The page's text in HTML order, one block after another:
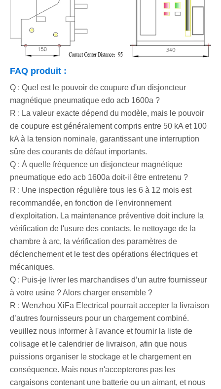
FAQ produit :
Q : Quel est le pouvoir de coupure d'un disjoncteur
magnétique pneumatique edo acb 1600a ?
R : La valeur exacte dépend du modèle, mais le pouvoir
de coupure est généralement compris entre 50 kA et 100
kA à la tension nominale, garantissant une interruption
sûre des courants de défaut importants.
Q : À quelle fréquence un disjoncteur magnétique
pneumatique edo acb 1600a doit-il être entretenu ?
R : Une inspection régulière tous les 6 à 12 mois est
recommandée, en fonction de l'environnement
d'exploitation. La maintenance préventive doit inclure la
vérification de l'usure des contacts, le nettoyage de la
chambre à arc, la vérification des paramètres de
déclenchement et le test des opérations électriques et
mécaniques.
Q : Puis-je livrer les marchandises d’un autre fournisseur
à votre usine ? Alors charger ensemble ?
R : Wenzhou XiFa Electrical pourrait accepter la livraison
d’autres fournisseurs pour un chargement combiné.
veuillez nous informer à l'avance et fournir la liste de
colisage et le calendrier de livraison, afin que nous
puissions organiser le stockage et le chargement en
conséquence. Mais nous n'accepterons pas les
cargaisons contenant une batterie ou un aimant, et nous